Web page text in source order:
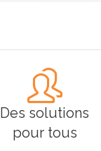
Des solutions
pour tous